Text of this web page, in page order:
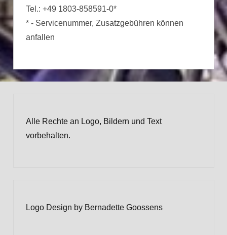
Tel.: +49 1803-858591-0*
* - Servicenummer, Zusatzgebühren können
anfallen
Alle Rechte an Logo, Bildern und Text
vorbehalten.
Logo Design by Bernadette Goossens